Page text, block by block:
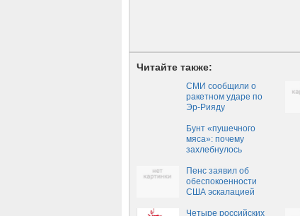
Читайте также:
СМИ сообщили о
ракетном ударе по
Эр-Рияду
Бунт «пушечного
мяса»: почему
захлебнулось
наступление» ВСУ в
Донбассе
Пенс заявил об
обеспокоенности
США эскалацией
Четыре российских